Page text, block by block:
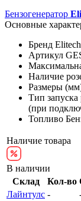
Бензогенератор
Основные
Бренд Elitech
Артикул
Наличие
Размеры
Тип запуска
(при
Топливо
Наличие товара
В наличии
Склад
Кол-во
Лайнтулс -